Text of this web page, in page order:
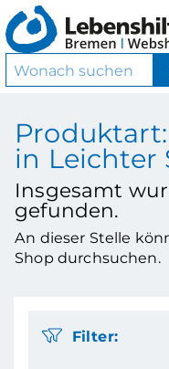
in Leichter
Insgesamt
gefunden.
An dieser Stelle
Shop durchsuchen.
Filter: